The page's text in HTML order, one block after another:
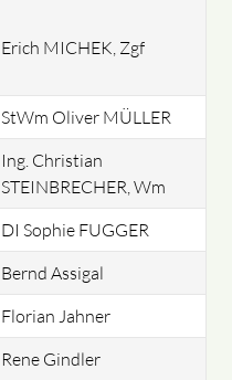
Erich MICHEK, Zgf
StWm Oliver MÜLLER
Ing. Christian
STEINBRECHER, Wm
DI Sophie FUGGER
Bernd Assigal
Florian Jahner
Rene Gindler